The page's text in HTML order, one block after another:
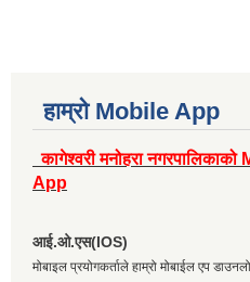
हाम्रो Mobile App
कागेश्वरी मनोहरा
App
आई.ओ.एस(IOS)
मोबाइल प्रयोगकर्ताले हाम्रो मोबाईल एप